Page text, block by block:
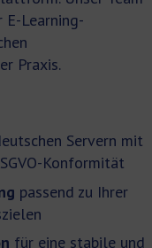
E-Learning-
Praxis.
Servern mit
Konformität
passend zu Ihrer
für eine stabile und